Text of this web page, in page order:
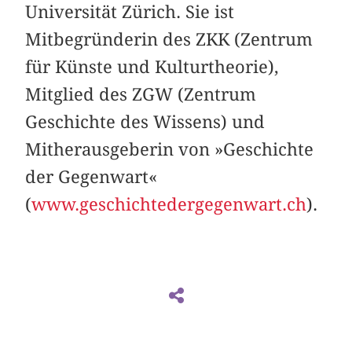
Universität Zürich. Sie ist
Mitbegründerin des ZKK (Zentrum
für Künste und Kulturtheorie),
Mitglied des ZGW (Zentrum
Geschichte des Wissens) und
Mitherausgeberin von »Geschichte
der Gegenwart«
(www.geschichtedergegenwart.ch).